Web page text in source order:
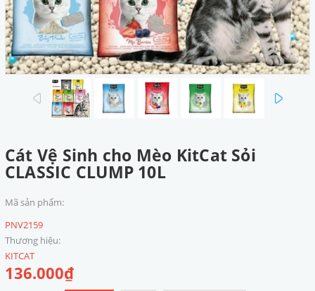
prev
Cát Vệ Sinh cho Mèo KitCat Sỏi
CLASSIC CLUMP 10L
Mã sản phẩm:
PNV2159
Thương hiệu:
KITCAT
136.000₫